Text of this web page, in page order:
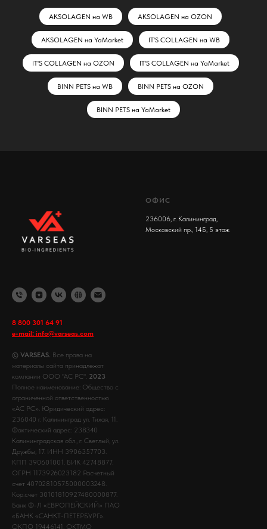
AKSOLAGEN на WB AKSOLAGEN на OZON
AKSOLAGEN на YaMarket IT'S COLLAGEN на WB
IT'S COLLAGEN на OZON IT'S COLLAGEN на YaMarket
BINN PETS на WB BINN PETS на OZON
BINN PETS на YaMarket
8 800 301 64 91
e-mail: info@varseas.com
© VARSEAS. Все права на
материалы сайта принадлежат
компании ООО "АС РС". 2023
Полное наименование: Общество с
ограниченной ответственностью
«АС РС». Юридический адрес:
236040 г. Калининград ул. Тихая, 11.
Фактический адрес: 238340
Калининградская обл., г. Светлый, ул.
Дружбы, 17. ИНН 3906357703.
КПП 390601001. БИК 42748877.
ОГРН 1173926023182 Расчетный
счет 40702810575000003248.
Кор.счет 30101810927480000877.
Банк Ф-Л «ЕВРОПЕЙСКИЙ» ПАО
«БАНК «САНКТ-ПЕТЕРБУРГ».
ОКПО 19446141. ОКТМО
ОФИС
236006, г. Калининград,
Московский пр., 14Б, 5 этаж